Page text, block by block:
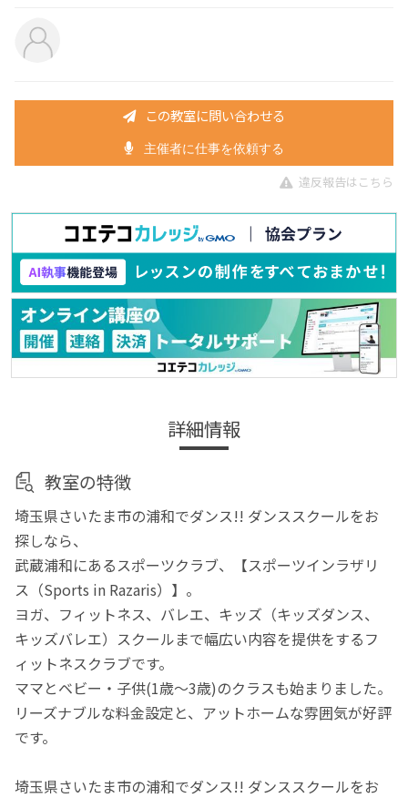
この教室に問い合わせる
主催者に仕事を依頼する
違反報告はこちら
詳細情報
教室の特徴
埼玉県さいたま市の浦和でダンス!! ダンススクールをお
探しなら、
武蔵浦和にあるスポーツクラブ、【スポーツインラザリ
ス（Sports in Razaris）】。
ヨガ、フィットネス、バレエ、キッズ（キッズダンス、
キッズバレエ）スクールまで幅広い内容を提供をするフ
ィットネスクラブです。
ママとベビー・子供(1歳～3歳)のクラスも始まりました。
リーズナブルな料金設定と、アットホームな雰囲気が好評
です。
埼玉県さいたま市の浦和でダンス!! ダンススクールをお